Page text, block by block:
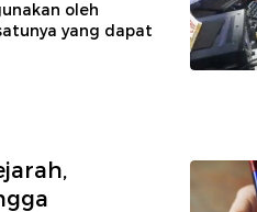
oleh
yang dapat